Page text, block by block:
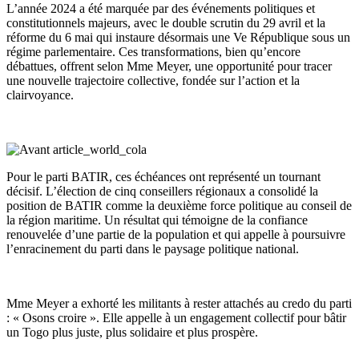
L’année 2024 a été marquée par des événements politiques et
constitutionnels majeurs, avec le double scrutin du 29 avril et la
réforme du 6 mai qui instaure désormais une Ve République sous un
régime parlementaire. Ces transformations, bien qu’encore
débattues, offrent selon Mme Meyer, une opportunité pour tracer
une nouvelle trajectoire collective, fondée sur l’action et la
clairvoyance.
Pour le parti BATIR, ces échéances ont représenté un tournant
décisif. L’élection de cinq conseillers régionaux a consolidé la
position de BATIR comme la deuxième force politique au conseil de
la région maritime. Un résultat qui témoigne de la confiance
renouvelée d’une partie de la population et qui appelle à poursuivre
l’enracinement du parti dans le paysage politique national.
Mme Meyer a exhorté les militants à rester attachés au credo du parti
: « Osons croire ». Elle appelle à un engagement collectif pour bâtir
un Togo plus juste, plus solidaire et plus prospère.